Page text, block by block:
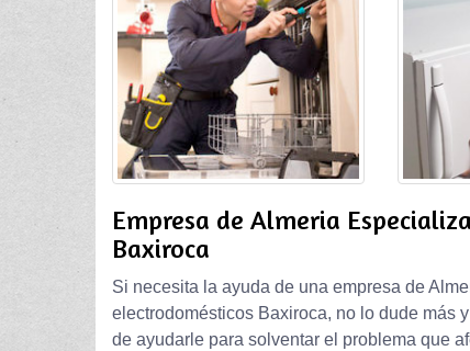
Empresa de Almeria
Baxiroca
Si necesita la ayuda de una empresa de
electrodomésticos Baxiroca, no lo dude más
de ayudarle para solventar el problema que